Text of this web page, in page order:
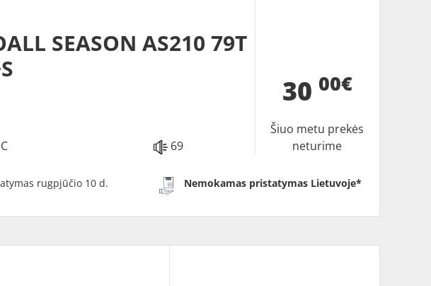
SEASON AS210 79T
C 69
30 00€
Šiuo metu prekės
neturime
rugpjūčio 10 d. Nemokamas pristatymas Lietuvoje*